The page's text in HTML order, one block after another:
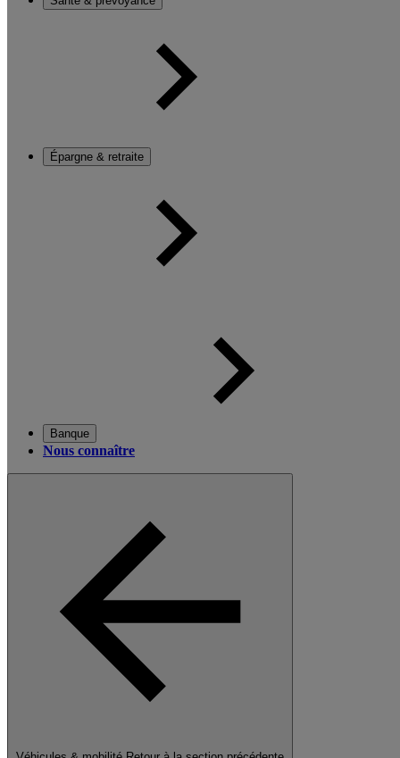
Épargne & retraite
Banque
Nous connaître